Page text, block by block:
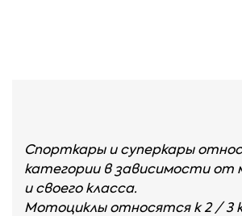
Logan,
Спорткары и суперкары
категориив зависимости от
и своего класса.
Мотоциклы относятся к2 / 3